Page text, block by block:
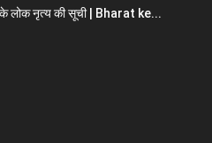
के लोक नृत्य की सूची | Bharat ke...